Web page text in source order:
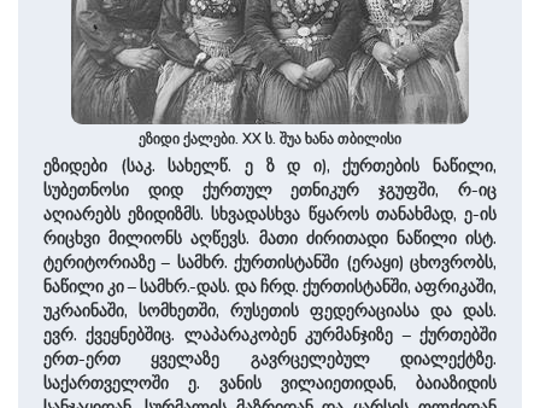
ეზიდი ქალები. XX ს. შუა ხანა თბილისი
ეზიდები (საკ. სახელწ. ე ზ დ ი), ქურთების ნაწილი,
სუბეთნოსი დიდ ქურთულ ეთნიკურ ჯგუფში, რ-იც
აღიარებს ეზიდიზმს. სხვადასხვა წყაროს თანახმად, ე-ის
რიცხვი მილიონს აღწევს. მათი ძირითადი ნაწილი ისტ.
ტერიტორიაზე – სამხრ. ქურთისტანში (ერაყი) ცხოვრობს,
ნაწილი კი – სამხრ.-დას. და ჩრდ. ქურთისტანში, აფრიკაში,
უკრაინაში, სომხეთში, რუსეთის ფედერაციასა და დას.
ევრ. ქვეყნებშიც. ლაპარაკობენ კურმანჯიზე – ქურთებში
ერთ-ერთ ყველაზე გავრცელებულ დიალექტზე.
საქართველოში ე. ვანის ვილაიეთიდან, ბაიაზიდის